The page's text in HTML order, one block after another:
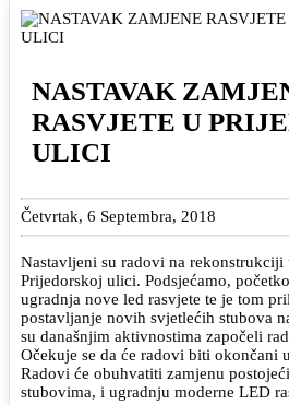
NASTAVAK
RASVJETE U
ULICI
Četvrtak, 6 Septembra, 2018
Nastavljeni su radovi na rekonstrukciji
Prijedorskoj ulici. Podsjećamo,
ugradnja nove led rasvjete te je tom
postavljanje novih svjetlećih stubova
su današnjim aktivnostima započeli
Očekuje se da će radovi biti okončani
Radovi će obuhvatiti zamjenu
stubovima, i ugradnju moderne LED